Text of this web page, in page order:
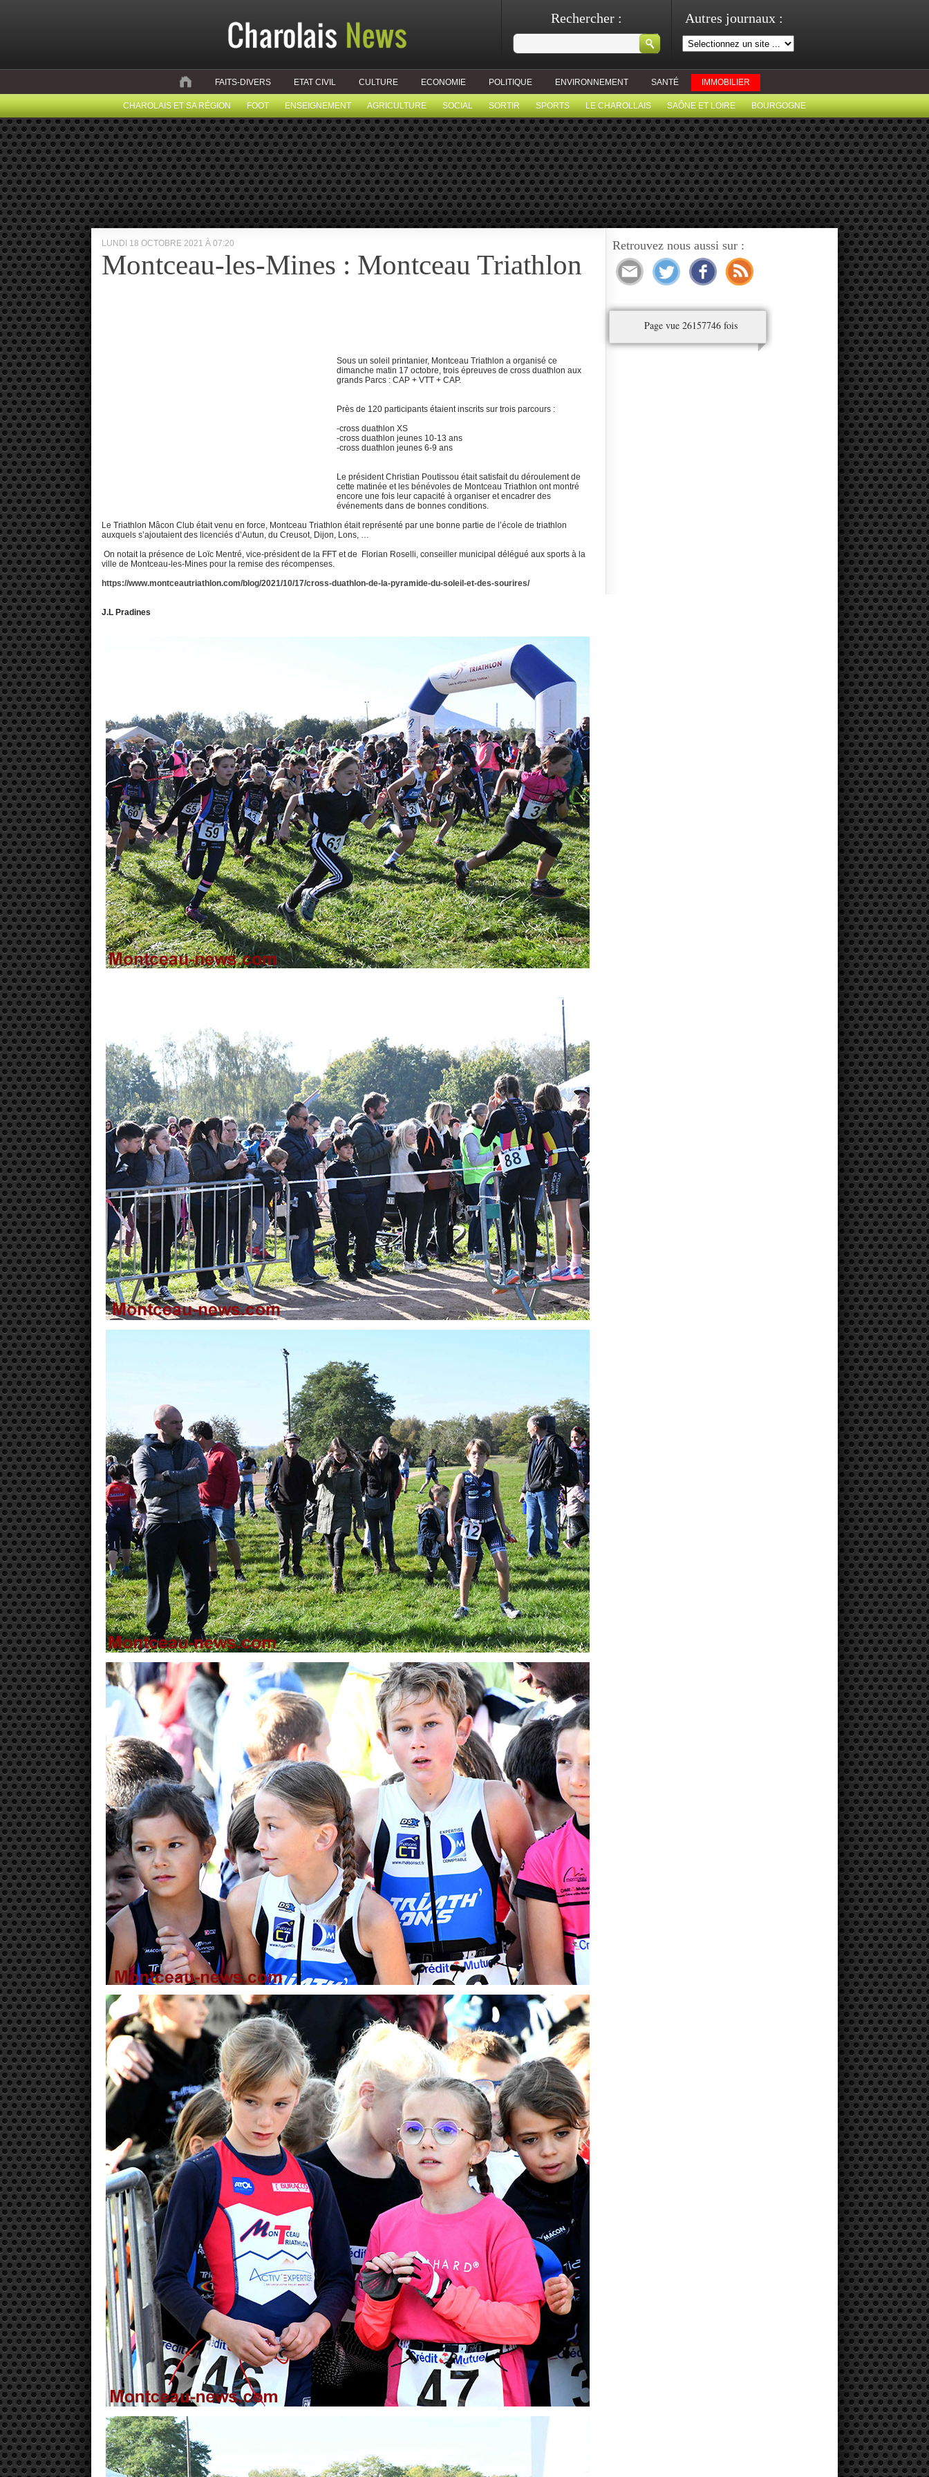
Autres journaux :
Rechercher :
FAITS-DIVERS ETAT CIVIL CULTURE ECONOMIE POLITIQUE ENVIRONNEMENT SANTÉ IMMOBILIER
CHAROLAIS ET SA RÉGION FOOT ENSEIGNEMENT AGRICULTURE SOCIAL SORTIR SPORTS LE CHAROLLAIS SAÔNE ET LOIRE BOURGOGNE
LUNDI 18 OCTOBRE 2021 À 07:20
Montceau-les-Mines : Montceau Triathlon
Sous un soleil printanier, Montceau Triathlon a organisé ce
dimanche matin 17 octobre, trois épreuves de cross duathlon aux
grands Parcs : CAP + VTT + CAP.
Près de 120 participants étaient inscrits sur trois parcours :
-cross duathlon XS
-cross duathlon jeunes 10-13 ans
-cross duathlon jeunes 6-9 ans
Le président Christian Poutissou était satisfait du déroulement de
cette matinée et les bénévoles de Montceau Triathlon ont montré
encore une fois leur capacité à organiser et encadrer des
événements dans de bonnes conditions.
Le Triathlon Mâcon Club était venu en force, Montceau Triathlon était représenté par une bonne partie de l’école de triathlon
auxquels s’ajoutaient des licenciés d’Autun, du Creusot, Dijon, Lons, …
On notait la présence de Loïc Mentré, vice-président de la FFT et de Florian Roselli, conseiller municipal délégué aux sports à la
ville de Montceau-les-Mines pour la remise des récompenses.
https://www.montceautriathlon.com/blog/2021/10/17/cross-duathlon-de-la-pyramide-du-soleil-et-des-sourires/
J.L Pradines
Retrouvez nous aussi sur :
Page vue 26157746 fois